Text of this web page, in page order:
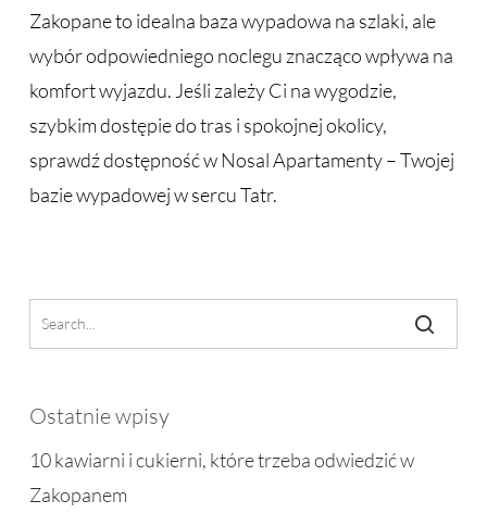
Zakopane to idealna baza wypadowa na szlaki, ale
wybór odpowiedniego noclegu znacząco wpływa na
komfort wyjazdu. Jeśli zależy Ci na wygodzie,
szybkim dostępie do tras i spokojnej okolicy,
sprawdź dostępność w Nosal Apartamenty – Twojej
bazie wypadowej w sercu Tatr.
Ostatnie wpisy
10 kawiarni i cukierni, które trzeba odwiedzić w
Zakopanem